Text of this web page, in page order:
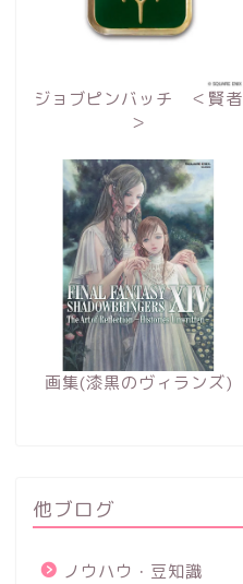
ジョブピンバッチ ＜賢者
＞
画集(漆黒のヴィランズ)
他ブログ
ノウハウ・豆知識